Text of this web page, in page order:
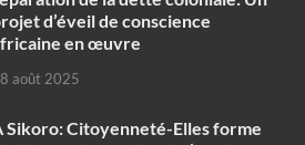
d’éveil de conscience
en œuvre‎
août 2025
Sikoro: Citoyenneté-Elles forme